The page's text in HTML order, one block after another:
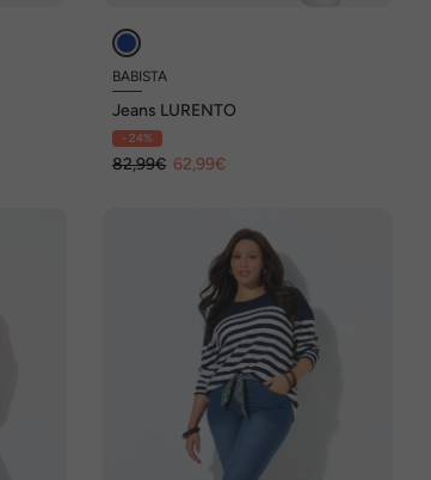
BABISTA
Jeans LURENTO
- 24%
82,99€ 62,99€